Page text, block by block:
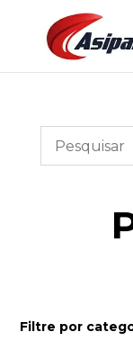
Filtre por